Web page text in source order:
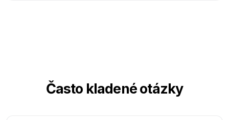
Často kladené otázky